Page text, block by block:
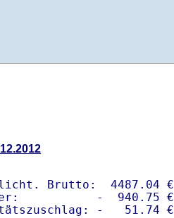
Brutto:  4487.04 €
-  940.75
-   51.74 €